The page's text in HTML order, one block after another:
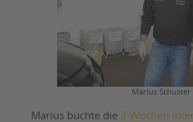
Marius Schuster
Marius buchte die 2 Wochen